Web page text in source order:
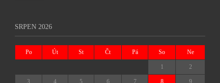
SRPEN 2026
Po Út St Čt Pá So Ne
1 2
3 4 5 6 7 8 9